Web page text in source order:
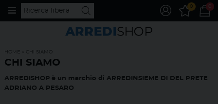
0
0
HOME » CHI SIAMO
CHI SIAMO
ARREDISHOP è un marchio di ARREDINSIEME DI DEL PRETE
ADRIANO A PESARO